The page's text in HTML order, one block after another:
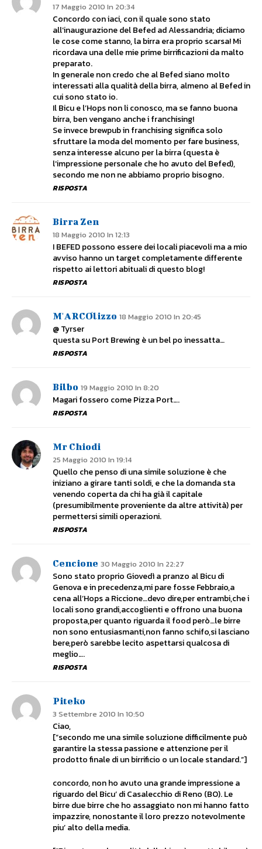
17 Maggio 2010 In 20:34
Concordo con iaci, con il quale sono stato
all’inaugurazione del Befed ad Alessandria; diciamo
le cose come stanno, la birra era proprio scarsa! Mi
ricordava una delle mie prime birrificazioni da malto
preparato.
In generale non credo che al Befed siano molto
interessati alla qualità della birra, almeno al Befed in
cui sono stato io.
Il Bicu e l’Hops non li conosco, ma se fanno buona
birra, ben vengano anche i franchising!
Se invece brewpub in franchising significa solo
sfruttare la moda del momento per fare business,
senza interesse alcuno per la birra (questa è
l’impressione personale che ho avuto del Befed),
secondo me non ne abbiamo proprio bisogno.
RISPOSTA
Birra Zen
18 Maggio 2010 In 12:13
I BEFED possono essere dei locali piacevoli ma a mio
avviso hanno un target completamente differente
rispetto ai lettori abituali di questo blog!
RISPOSTA
M'ARCOlizzo 18 Maggio 2010 In 20:45
@ Tyrser
questa su Port Brewing è un bel po inessatta…
RISPOSTA
Bilbo 19 Maggio 2010 In 8:20
Magari fossero come Pizza Port….
RISPOSTA
Mr Chiodi
25 Maggio 2010 In 19:14
Quello che penso di una simile soluzione è che
iniziano a girare tanti soldi, e che la domanda sta
venendo coperta da chi ha già il capitale
(presumibilmente proveniente da altre attività) per
permettersi simili operazioni.
RISPOSTA
Cencione 30 Maggio 2010 In 22:27
Sono stato proprio Giovedì a pranzo al Bicu di
Genova e in precedenza,mi pare fosse Febbraio,a
cena all’Hops a Riccione…devo dire,per entrambi,che i
locali sono grandi,accoglienti e offrono una buona
proposta,per quanto riguarda il food però…le birre
non sono entusiasmanti,non fanno schifo,si lasciano
bere,però sarebbe lecito aspettarsi qualcosa di
meglio….
RISPOSTA
Piteko
3 Settembre 2010 In 10:50
Ciao,
[“secondo me una simile soluzione difficilmente può
garantire la stessa passione e attenzione per il
prodotto finale di un birrificio o un locale standard.”]
concordo, non ho avuto una grande impressione a
riguardo del Bicu’ di Casalecchio di Reno (BO). Le
birre due birre che ho assaggiato non mi hanno fatto
impazzire, nonostante il loro prezzo notevolmente
piu’ alto della media.